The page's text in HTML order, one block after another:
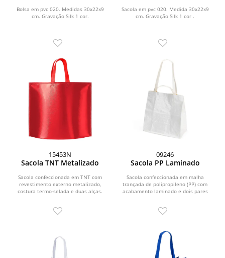
Bolsa em pvc 020. Medidas 30x22x9
cm. Gravação Silk 1 cor.
Sacola em pvc 020. Medida 30x22x9
cm. Gravação Silk 1 cor .
15453N
Sacola TNT Metalizado
Sacola confeccionada em TNT com
revestimento externo metalizado,
costura termo-selada e duas alças.
09246
Sacola PP Laminado
Sacola confeccionada em malha
trançada de polipropileno (PP) com
acabamento laminado e dois pares